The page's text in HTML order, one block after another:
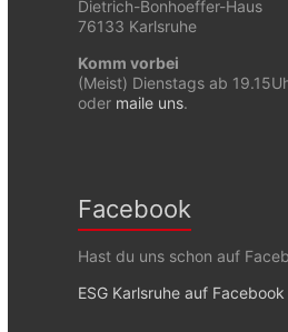
Dietrich-Bonhoeffer-Haus
76133 Karlsruhe
Komm vorbei
(Meist) Dienstags ab
oder maile uns.
Facebook
Hast du uns schon auf
ESG Karlsruhe auf Facebook